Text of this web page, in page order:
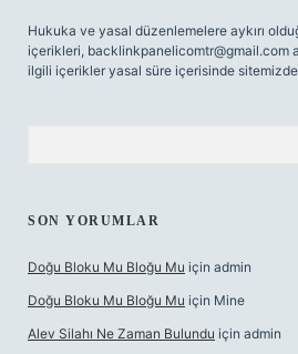
Hukuka ve yasal düzenlemelere aykırı
içerikleri, backlinkpanelicomtr@gmail.com
ilgili içerikler yasal süre içerisinde
SON YORUMLAR
Doğu Bloku Mu Bloğu Mu için admin
Doğu Bloku Mu Bloğu Mu için Mine
Alev Silahı Ne Zaman Bulundu için admin